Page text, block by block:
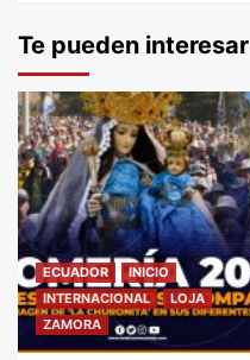
Te pueden interesar
ECUADOR
INICIO
INTERNACIONAL
LOJA
ZAMORA